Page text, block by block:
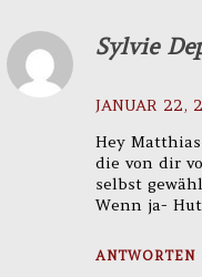
Sylvie
JANUAR 22,
Hey
die von dir
selbst
Wenn ja-
ANTWORTEN